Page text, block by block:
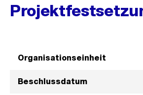
Organisationseinheit
Beschlussdatum